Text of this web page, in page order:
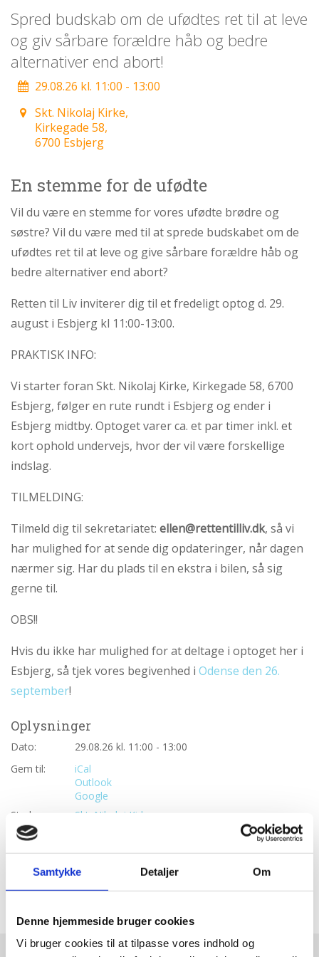
Samtykke Detaljer Om
Denne hjemmeside bruger cookies
Vi bruger cookies til at tilpasse vores indhold og
personlige
historie
1.6:
Argumenter
imod
2.0:
Om
os
2.2:
Tidligere
2.3:
Organisation
2.4:
Abortmindelunden
2.5:
Abortlinien
2.6:
Unge
mod
abort
2.7:
Pro
Life
internationalt
2.8:
Nyhedsbrev
3.0:
Nyheder
4.0:
Webshop
Spred budskab om de ufødtes ret til at leve
og giv sårbare forældre håb og bedre
alternativer end abort!
29.08.26 kl. 11:00 - 13:00
Skt. Nikolaj Kirke,
Kirkegade 58,
6700 Esbjerg
En stemme for de ufødte
Vil du være en stemme for vores ufødte brødre og
søstre? Vil du være med til at sprede budskabet om de
ufødtes ret til at leve og give sårbare forældre håb og
bedre alternativer end abort?
Retten til Liv inviterer dig til et fredeligt optog d. 29.
august i Esbjerg kl 11:00-13:00.
PRAKTISK INFO:
Vi starter foran Skt. Nikolaj Kirke, Kirkegade 58, 6700
Esbjerg, følger en rute rundt i Esbjerg og ender i
Esbjerg midtby. Optoget varer ca. et par timer inkl. et
kort ophold undervejs, hvor der vil være forskellige
indslag.
TILMELDING:
Tilmeld dig til sekretariatet: ellen@rettentilliv.dk, så vi
har mulighed for at sende dig opdateringer, når dagen
nærmer sig. Har du plads til en ekstra i bilen, så sig
gerne til.
OBS!!
Hvis du ikke har mulighed for at deltage i optoget her i
Esbjerg, så tjek vores begivenhed i Odense den 26.
september!
Oplysninger
Dato:
29.08.26 kl. 11:00 - 13:00
Gem til:
iCal
Outlook
Google
Sted:
Skt. Nikolaj Kirke
UDGIVET DEN 23.05.26
Bliv